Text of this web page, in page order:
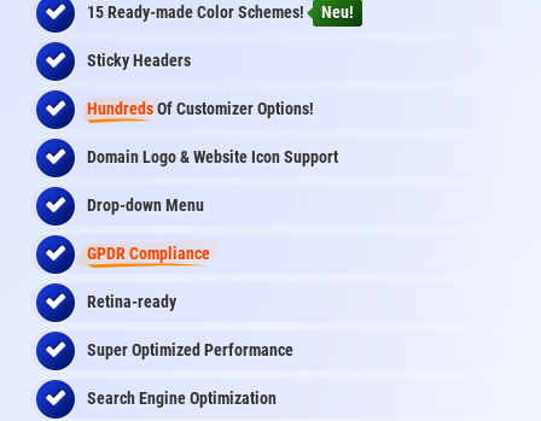
15 Ready-made Color Schemes! Neu!
Sticky Headers
HundredsOf Customizer Options!
Domain Logo & Website Icon Support
Drop-down Menu
GPDR Compliance
Retina-ready
Super Optimized Performance
Search Engine Optimization